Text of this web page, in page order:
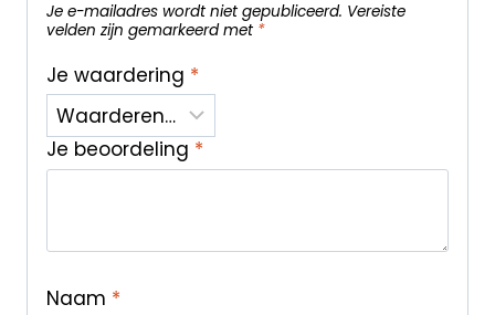
Je e-mailadres wordt niet gepubliceerd. Vereiste
velden zijn gemarkeerd met *
Je waardering *
Je beoordeling *
Naam *